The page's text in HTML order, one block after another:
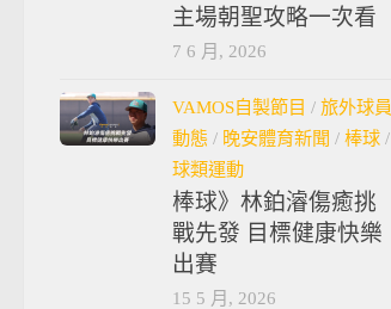
主場朝聖攻略一次看
7 6 月, 2026
VAMOS自製節目 / 旅外球員
動態 / 晚安體育新聞 / 棒球 /
球類運動
棒球》林鉑濬傷癒挑
戰先發 目標健康快樂
出賽
15 5 月, 2026